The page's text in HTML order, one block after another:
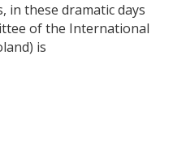
in these dramatic days
of the International
is